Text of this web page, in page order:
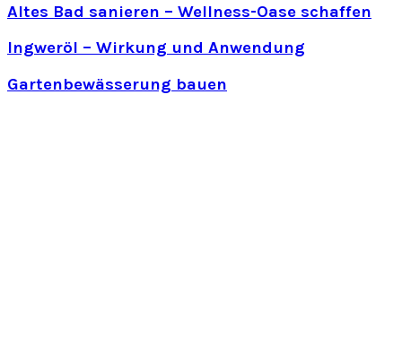
Altes Bad sanieren – Wellness-Oase schaffen
Ingweröl – Wirkung und Anwendung
Gartenbewässerung bauen